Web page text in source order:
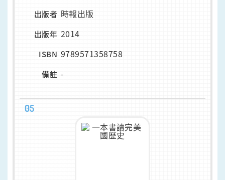
出版者 時報出版
出版年 2014
ISBN 9789571358758
備註 -
05